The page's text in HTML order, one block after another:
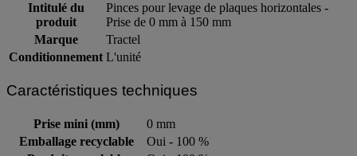
Intitulé du
produit
Pinces pour levage de plaques horizontales -
Prise de 0 mm à 150 mm
Marque
Tractel
Conditionnement L'unité
Caractéristiques techniques
Prise mini (mm)
0 mm
Emballage recyclable
Oui - 100 %